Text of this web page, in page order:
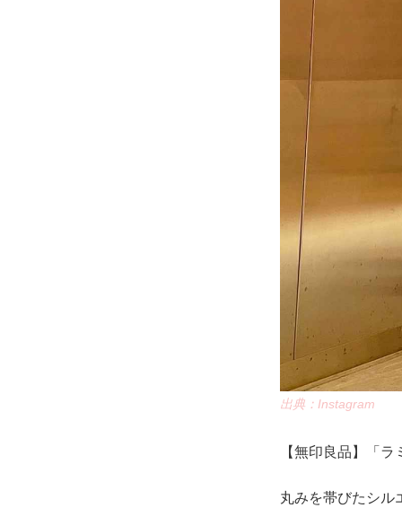
出典：Instagram
【無印良品】「
丸みを帯びたシル